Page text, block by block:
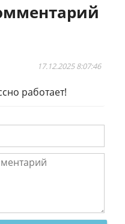
17.12.2025 8:07:46
работает!